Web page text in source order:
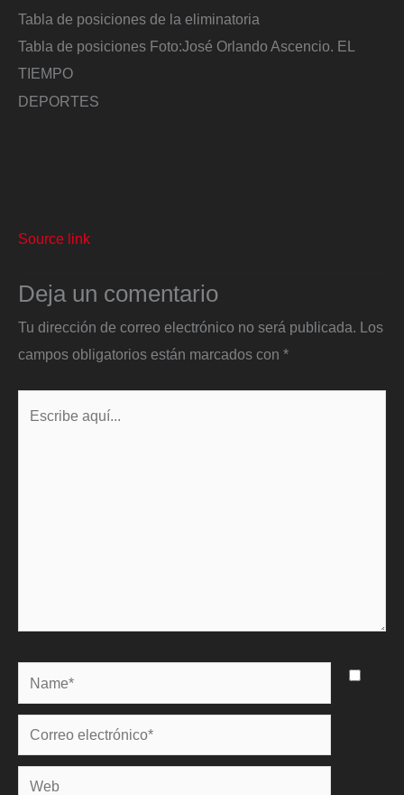
Tabla de posiciones de la eliminatoria
Tabla de posiciones Foto:José Orlando Ascencio. EL
TIEMPO
DEPORTES
Source link
Deja un comentario
Tu dirección de correo electrónico no será publicada.
Los
campos obligatorios están marcados con *
Name*
Correo
electrónico*
Web